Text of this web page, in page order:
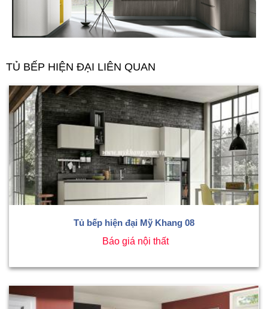
TỦ BẾP HIỆN ĐẠI LIÊN QUAN
Tủ bếp hiện đại Mỹ Khang 08
Báo giá nội thất